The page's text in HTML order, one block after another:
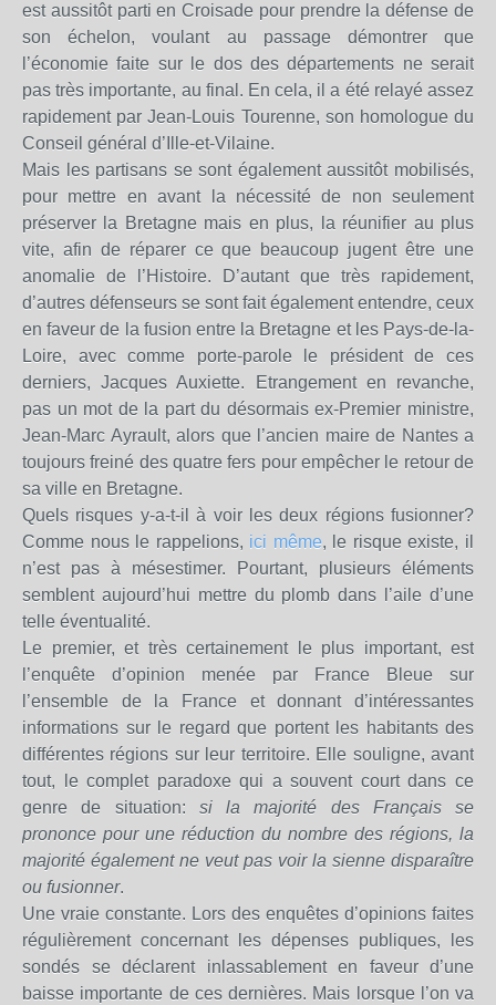
est aussitôt parti en Croisade pour prendre la défense de
son échelon, voulant au passage démontrer que
l’économie faite sur le dos des départements ne serait
pas très importante, au final. En cela, il a été relayé assez
rapidement par Jean-Louis Tourenne, son homologue du
Conseil général d’Ille-et-Vilaine.
Mais les partisans se sont également aussitôt mobilisés,
pour mettre en avant la nécessité de non seulement
préserver la Bretagne mais en plus, la réunifier au plus
vite, afin de réparer ce que beaucoup jugent être une
anomalie de l’Histoire. D’autant que très rapidement,
d’autres défenseurs se sont fait également entendre, ceux
en faveur de la fusion entre la Bretagne et les Pays-de-la-
Loire, avec comme porte-parole le président de ces
derniers, Jacques Auxiette. Etrangement en revanche,
pas un mot de la part du désormais ex-Premier ministre,
Jean-Marc Ayrault, alors que l’ancien maire de Nantes a
toujours freiné des quatre fers pour empêcher le retour de
sa ville en Bretagne.
Quels risques y-a-t-il à voir les deux régions fusionner?
Comme nous le rappelions, ici même, le risque existe, il
n’est pas à mésestimer. Pourtant, plusieurs éléments
semblent aujourd’hui mettre du plomb dans l’aile d’une
telle éventualité.
Le premier, et très certainement le plus important, est
l’enquête d’opinion menée par France Bleue sur
l’ensemble de la France et donnant d’intéressantes
informations sur le regard que portent les habitants des
différentes régions sur leur territoire. Elle souligne, avant
tout, le complet paradoxe qui a souvent court dans ce
genre de situation: si la majorité des Français se
prononce pour une réduction du nombre des régions, la
majorité également ne veut pas voir la sienne disparaître
ou fusionner.
Une vraie constante. Lors des enquêtes d’opinions faites
régulièrement concernant les dépenses publiques, les
sondés se déclarent inlassablement en faveur d’une
baisse importante de ces dernières. Mais lorsque l’on va